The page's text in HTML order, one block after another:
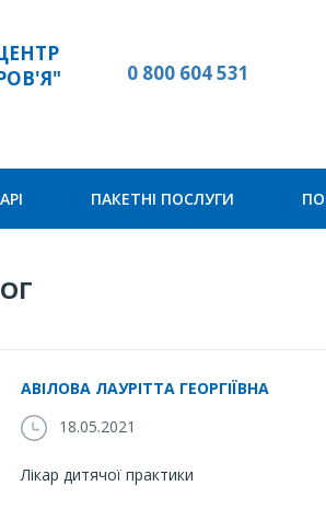
0 800 604 531
ПАКЕТНІ ПОСЛУГИ
АВІЛОВА ЛАУРІТТА ГЕОРГІЇВНА
18.05.2021
Лікар дитячої практики